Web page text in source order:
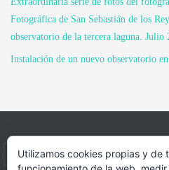
Fotográfica de San Sebastián de los
observatorio de la tercera laguna. Julio
Instalación de un nuevo observatorio
INICIO INFORMACIÓN
Utilizamos cookies propias y de